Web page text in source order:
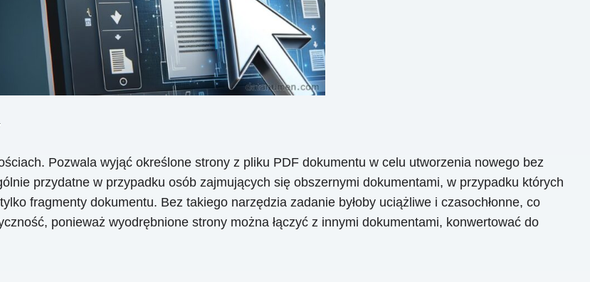
Pozwala wyjąć określone strony z pliku PDF dokumentu w celu utworzenia nowego bez
przydatne w przypadku osób zajmujących się obszernymi dokumentami, w przypadku których
fragmenty dokumentu. Bez takiego narzędzia zadanie byłoby uciążliwe i czasochłonne, co
ponieważ wyodrębnione strony można łączyć z innymi dokumentami, konwertować do